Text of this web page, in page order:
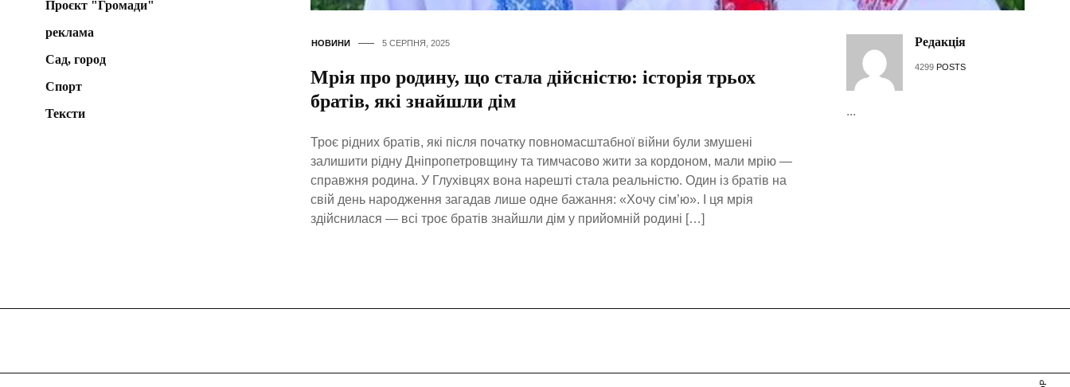
НОВИНИ 5 СЕРПНЯ, 2025
Мрія про родину, що стала дійсністю: історія трьох
братів, які знайшли дім
Троє рідних братів, які після початку повномасштабної війни були змушені
залишити рідну Дніпропетровщину та тимчасово жити за кордоном, мали мрію —
справжня родина. У Глухівцях вона нарешті стала реальністю. Один із братів на
свій день народження загадав лише одне бажання: «Хочу сім’ю». І ця мрія
здійснилася — всі троє братів знайшли дім у прийомній родині […]
Редакція
4299 POSTS
...
Проєкт "Громади"
реклама
Сад, город
Спорт
Тексти